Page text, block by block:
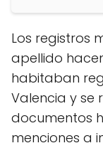
Los registros
apellido
habitaban
Valencia y se
documentos
menciones a